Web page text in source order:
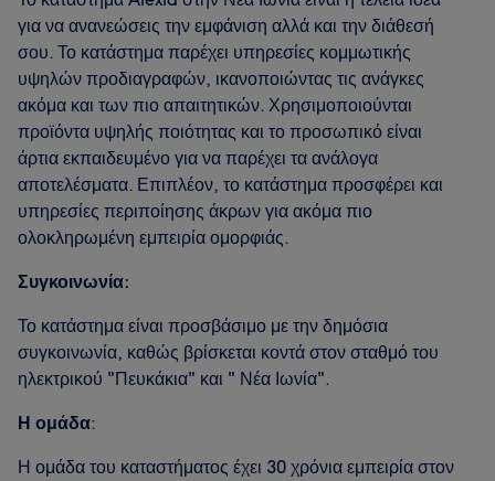
για να ανανεώσεις την εμφάνιση αλλά και την διάθεσή
σου. Το κατάστημα παρέχει υπηρεσίες κομμωτικής
υψηλών προδιαγραφών, ικανοποιώντας τις ανάγκες
ακόμα και των πιο απαιτητικών. Χρησιμοποιούνται
προϊόντα υψηλής ποιότητας και το προσωπικό είναι
άρτια εκπαιδευμένο για να παρέχει τα ανάλογα
αποτελέσματα. Επιπλέον, το κατάστημα προσφέρει και
υπηρεσίες περιποίησης άκρων για ακόμα πιο
ολοκληρωμένη εμπειρία ομορφιάς.
Συγκοινωνία:
Το κατάστημα είναι προσβάσιμο με την δημόσια
συγκοινωνία, καθώς βρίσκεται κοντά στον σταθμό του
ηλεκτρικού "Πευκάκια" και " Νέα Ιωνία".
Η ομάδα:
Η ομάδα του καταστήματος έχει 30 χρόνια εμπειρία στον